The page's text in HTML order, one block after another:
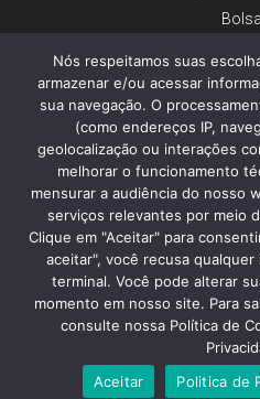
Trabalhe
Dúvidas
© 2026 - Faculdade de Ciências
Paulo - Todos os
Política de
Nós respeitamos suas
armazenar e/ou acessar
sua navegação. O
(como endereços IP,
geolocalização ou interações
melhorar o funcionamento
mensurar a audiência do nosso
serviços relevantes por meio
Clique em "Aceitar" para
aceitar", você recusa
terminal. Você pode alterar
momento em nosso site. Para
consulte nossa Política de
Aceitar
Politica de